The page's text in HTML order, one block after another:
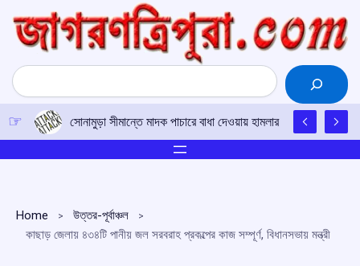
content
Search
সোনামুড়া সীমান্তে মাদক পাচারে বাধা দেওয়ায় হামলার অভিযোগ,
Home
উত্তর-পূর্বাঞ্চল
কাছাড় জেলায় ৪৩৪টি পানীয় জল সরবরাহ প্রকল্পের কাজ সম্পূৰ্ণ, বিধানসভায় মন্ত্রী